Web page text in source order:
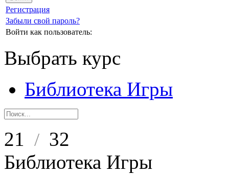
Регистрация
Забыли свой пароль?
Войти как пользователь:
Выбрать курс
Библиотека Игры
21 / 32
Библиотека Игры